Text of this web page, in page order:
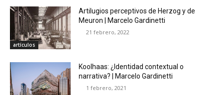
artículos
Artilugios perceptivos de Herzog y de
Meuron | Marcelo Gardinetti
21 febrero, 2022
Koolhaas: ¿Identidad contextual o
narrativa? | Marcelo Gardinetti
1 febrero, 2021